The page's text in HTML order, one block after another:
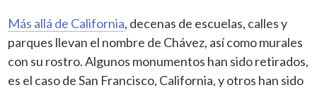
Más allá de California, decenas de escuelas, calles y
parques llevan el nombre de Chávez, así como murales
con su rostro. Algunos monumentos han sido retirados,
es el caso de San Francisco, California, y otros han sido